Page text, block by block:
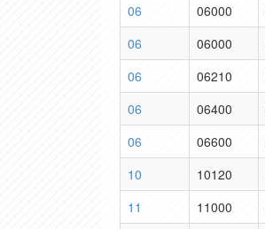
06
06000
06
06000
06
06210
06
06400
06
06600
10
10120
11
11000